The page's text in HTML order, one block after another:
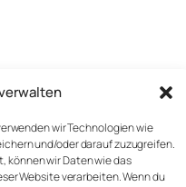
wir Technologien wie
und/oder darauf zuzugreifen.
können wir Daten wie das
Website verarbeiten. Wenn du